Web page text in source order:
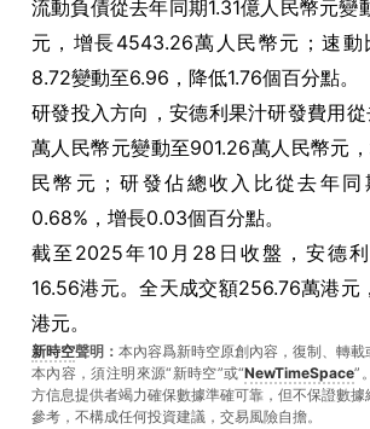
流動負債從去年同期1.31億人民幣元變
元，增長4543.26萬人民幣元；速動
8.72變動至6.96，降低1.76個百分點。
研發投入方向，安德利果汁研發費用
萬人民幣元變動至901.26萬人民幣元
民幣元；研發佔總收入比從去年同
0.68%，增長0.03個百分點。
截至2025年10月28日收盤，安德利
16.56港元。全天成交額256.76萬港元
港元。
新時空聲明： 本內容爲新時空原創內容，復制、轉
本內容，須注明來源“新時空”或“NewTimeSpace”
方信息提供者竭力確保數據準確可靠，但不保證數
參考，不構成任何投資建議，交易風險自擔。